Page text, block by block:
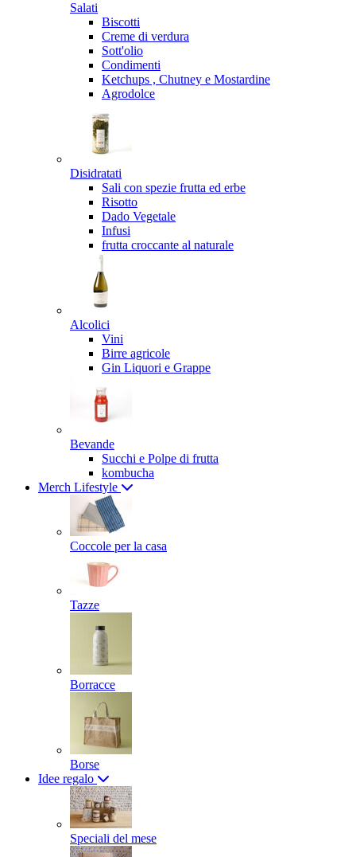
Salati
Biscotti
Creme di verdura
Sott'olio
Condimenti
Ketchups , Chutney e Mostardine
Agrodolce
Disidratati
Sali con spezie frutta ed erbe
Risotto
Dado Vegetale
Infusi
frutta croccante al naturale
Alcolici
Vini
Birre agricole
Gin Liquori e Grappe
Bevande
Succhi e Polpe di frutta
kombucha
Merch Lifestyle
Coccole per la casa
Tazze
Borracce
Borse
Idee regalo
Speciali del mese